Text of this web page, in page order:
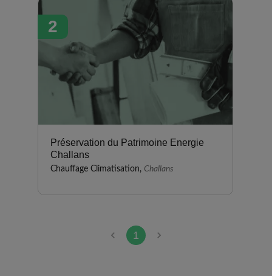
délais annoncés ont été
respectés et je suis très satisfait
de la qualité de leur travail.
2
Préservation du Patrimoine Energie
Challans
Chauffage Climatisation, Challans
1